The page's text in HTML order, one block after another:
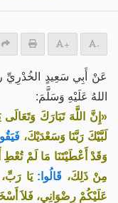
+ -
عَنْ أَبِي سَعِيدٍ الخُدْرِيِّ
اللهُ عَلَيْهِ وَسَلَّمَ:
«إِنَّ اللَّهَ تَبَارَكَ
لَبَّيْكَ رَبَّنَا وَسَعْدَيْكَ،
وَقَدْ أَعْطَيْتَنَا مَا لَمْ
مِنْ ذَلِكَ، قَالُوا: يَا
عَلَيْكُمْ رِضْوَانِي، فَلاَ